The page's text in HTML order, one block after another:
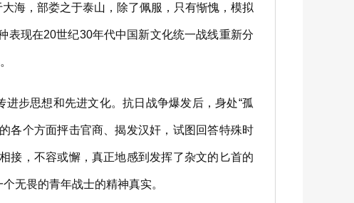
海，部娄之于泰山，除了佩服，只有惭愧，模拟
表现在20世纪30年代中国新文化统一战线重新分
步思想和先进文化。抗日战争爆发后，身处“孤
各个方面抨击官商、揭发汉奸，试图回答特殊时
接，不容或懈，真正地感到发挥了杂文的匕首的
无畏的青年战士的精神真实。